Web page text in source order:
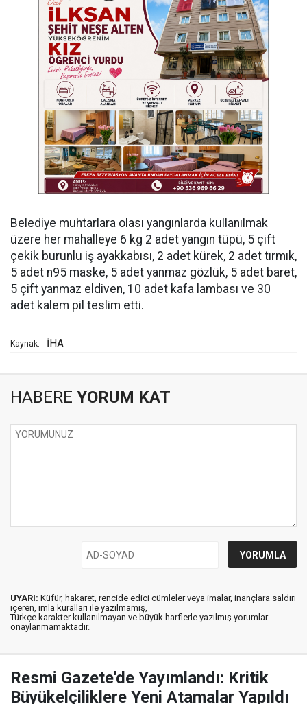
Belediye muhtarlara olası yangınlarda kullanılmak
üzere her mahalleye 6 kg 2 adet yangın tüpü, 5 çift
çekik burunlu iş ayakkabısı, 2 adet kürek, 2 adet tırmık,
5 adet n95 maske, 5 adet yanmaz gözlük, 5 adet baret,
5 çift yanmaz eldiven, 10 adet kafa lambası ve 30
adet kalem pil teslim etti.
Kaynak: İHA
HABERE YORUM KAT
UYARI: Küfür, hakaret, rencide edici cümleler veya imalar, inançlara saldırı
içeren, imla kuralları ile yazılmamış,
Türkçe karakter kullanılmayan ve büyük harflerle yazılmış yorumlar
onaylanmamaktadır.
Resmi Gazete'de Yayımlandı: Kritik
Büyükelçiliklere Yeni Atamalar Yapıldı